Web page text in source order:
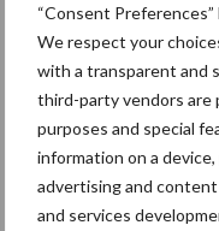
“Consent
We respect your
with a transparent and
third-party vendors are
purposes and special
information on a
advertising and
and services
Beregening